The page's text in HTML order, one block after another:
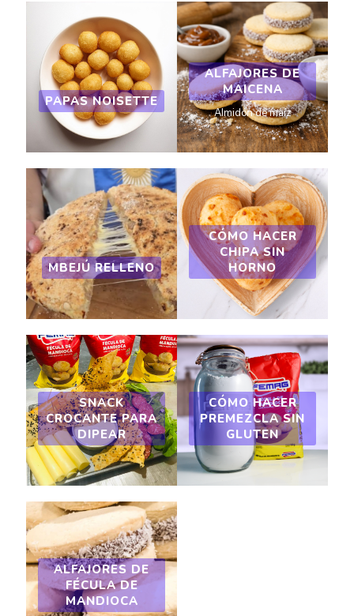
PAPAS NOISETTE
ALFAJORES DE
MAICENA
Almidón de maíz
MBEJÚ RELLENO
CÓMO HACER
CHIPA SIN
HORNO
SNACK
CROCANTE PARA
DIPEAR
CÓMO HACER
PREMEZCLA SIN
GLUTEN
ALFAJORES DE
FÉCULA DE
MANDIOCA